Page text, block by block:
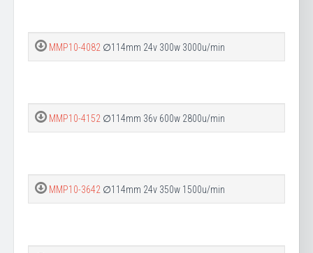
MMP10-4082 ∅114mm 24v 300w 3000u/min
MMP10-4152 ∅114mm 36v 600w 2800u/min
MMP10-3642 ∅114mm 24v 350w 1500u/min